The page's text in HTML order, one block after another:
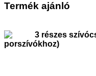
Termék ajánló
3 részes
porszívókhoz)